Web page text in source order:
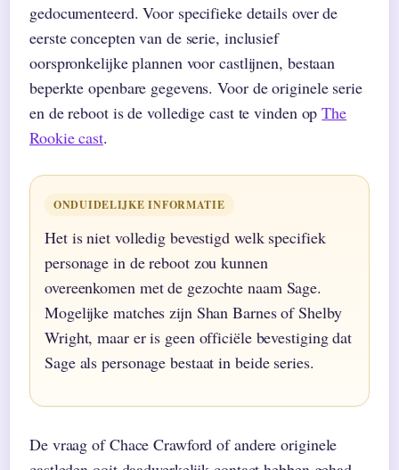
gedocumenteerd. Voor specifieke details over de
eerste concepten van de serie, inclusief
oorspronkelijke plannen voor castlijnen, bestaan
beperkte openbare gegevens. Voor de originele serie
en de reboot is de volledige cast te vinden opThe
Rookie cast.
ONDUIDELIJKE INFORMATIE
Het is niet volledig bevestigd welk specifiek
personage in de reboot zou kunnen
overeenkomen met de gezochte naam Sage.
Mogelijke matches zijn Shan Barnes of Shelby
Wright, maar er is geen officiële bevestiging dat
Sage als personage bestaat in beide series.
De vraag of Chace Crawford of andere originele